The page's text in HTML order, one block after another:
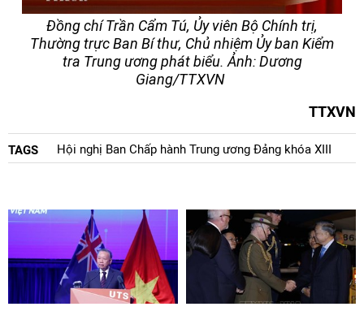
Đồng chí Trần Cẩm Tú, Ủy viên Bộ Chính trị,
Thường trực Ban Bí thư, Chủ nhiệm Ủy ban Kiểm
tra Trung ương phát biểu. Ảnh: Dương
Giang/TTXVN
TTXVN
TAGS Hội nghị Ban Chấp hành Trung ương Đảng khóa XIII